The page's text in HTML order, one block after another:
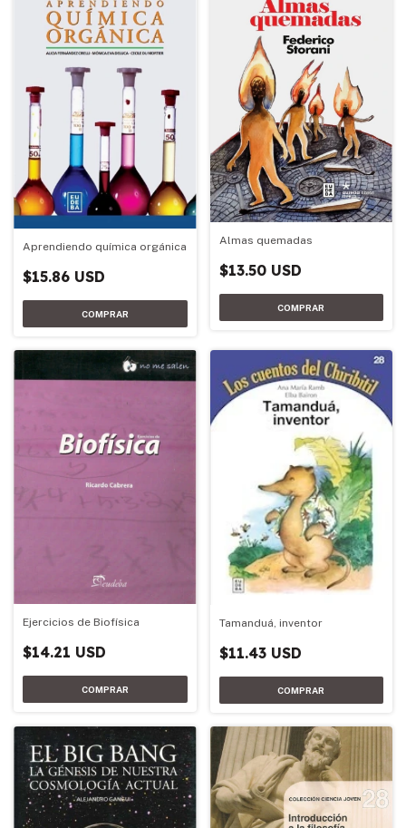
Aprendiendo química orgánica
$15.86 USD
Almas quemadas
$13.50 USD
Ejercicios de Biofísica
$14.21 USD
Tamanduá, inventor
$11.43 USD